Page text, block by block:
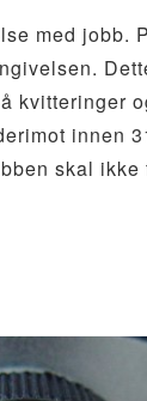
med jobb.
kvitteringer
innen
skal